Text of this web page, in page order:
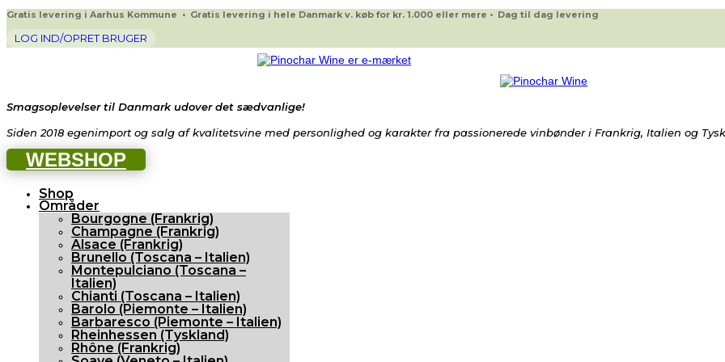
Gratis levering i Aarhus Kommune • Gratis levering i hele Danmark v. køb for kr. 1.000 eller mere • Dag til dag levering
LOG IND/OPRET BRUGER
Smagsoplevelser til Danmark udover det sædvanlige!
Siden 2018 egenimport og salg af kvalitetsvine med personlighed og karakter fra passionerede vinbønder i Frankrig, Italien og
WEBSHOP
Shop
Områder
Bourgogne (Frankrig)
Champagne (Frankrig)
Alsace (Frankrig)
Brunello (Toscana – Italien)
Montepulciano (Toscana –
Italien)
Chianti (Toscana – Italien)
Barolo (Piemonte – Italien)
Barbaresco (Piemonte – Italien)
Rheinhessen (Tyskland)
Rhône (Frankrig)